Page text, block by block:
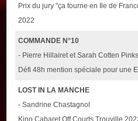
Prix du jury "ça tourne en Ile de
2022
COMMANDE N°10
- Pierre Hillairet et Sarah Cotten
Défi 48h mention spéciale pour une
LOST IN LA MANCHE
- Sandrine Chastagnol
Kino Cabaret Off Courts Trouville